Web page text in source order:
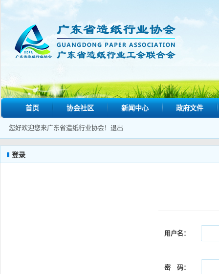
首页 协会社区 新闻中心 政府文件
您好欢迎您来广东省造纸行业协会！ 退出
登录
用户名：
密 码：